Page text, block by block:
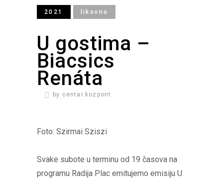
2021 likovno
U gostima –
Biacsics
Renáta
by centar.kozpont
Foto: Szirmai Sziszi
Svake subote u terminu od 19 časova na
programu Radija Plac emitujemo emisiju U